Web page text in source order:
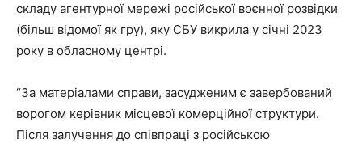
складу агентурної мережі російської воєнної розвідки
(більш відомої як гру), яку СБУ викрила у січні 2023
року в обласному центрі.
“За матеріалами справи, засудженим є завербований
ворогом керівник місцевої комерційної структури.
Після залучення до співпраці з російською